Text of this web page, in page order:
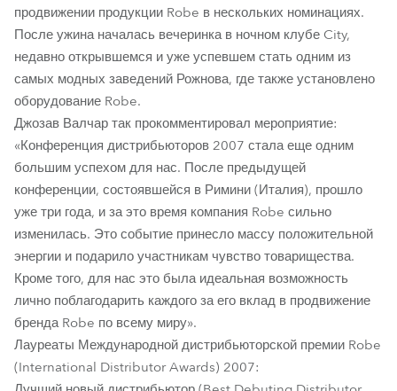
продвижении продукции Robe в нескольких номинациях.
После ужина началась вечеринка в ночном клубе City,
недавно открывшемся и уже успевшем стать одним из
самых модных заведений Рожнова, где также установлено
оборудование Robe.
Джозав Валчар так прокомментировал мероприятие:
«Конференция дистрибьюторов 2007 стала еще одним
большим успехом для нас. После предыдущей
конференции, состоявшейся в Римини (Италия), прошло
уже три года, и за это время компания Robe сильно
изменилась. Это событие принесло массу положительной
энергии и подарило участникам чувство товарищества.
Кроме того, для нас это была идеальная возможность
лично поблагодарить каждого за его вклад в продвижение
бренда Robe по всему миру».
Лауреаты Международной дистрибьюторской премии Robe
(International Distributor Awards) 2007: